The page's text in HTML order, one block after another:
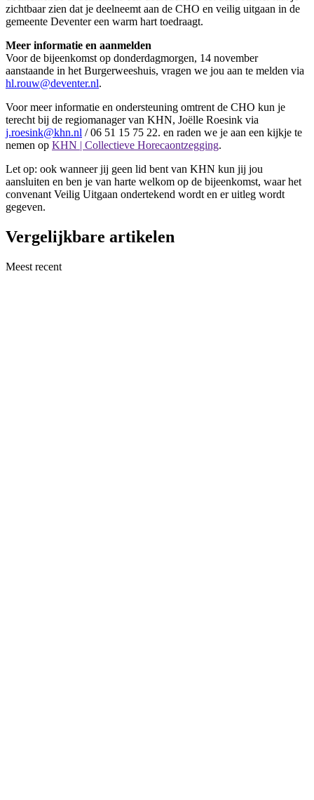
zichtbaar zien dat je deelneemt aan de CHO en veilig uitgaan in de
gemeente Deventer een warm hart toedraagt.
Meer informatie en aanmelden
Voor de bijeenkomst op donderdagmorgen, 14 november
aanstaande in het Burgerweeshuis, vragen we jou aan te melden via
hl.rouw@deventer.nl.
Voor meer informatie en ondersteuning omtrent de CHO kun je
terecht bij de regiomanager van KHN, Joëlle Roesink via
j.roesink@khn.nl / 06 51 15 75 22. en raden we je aan een kijkje te
nemen op KHN | Collectieve Horecaontzegging.
Let op: ook wanneer jij geen lid bent van KHN kun jij jou
aansluiten en ben je van harte welkom op de bijeenkomst, waar het
convenant Veilig Uitgaan ondertekend wordt en er uitleg wordt
gegeven.
Vergelijkbare artikelen
Meest recent